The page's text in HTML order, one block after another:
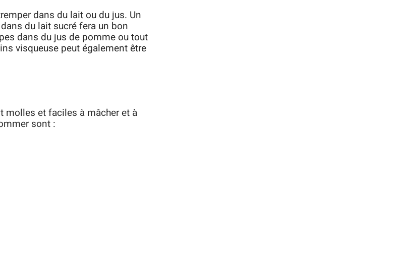
dans du lait ou du jus. Un
du lait sucré fera un bon
dans du jus de pomme ou tout
visqueuse peut également être
molles et faciles à mâcher et à
sont :